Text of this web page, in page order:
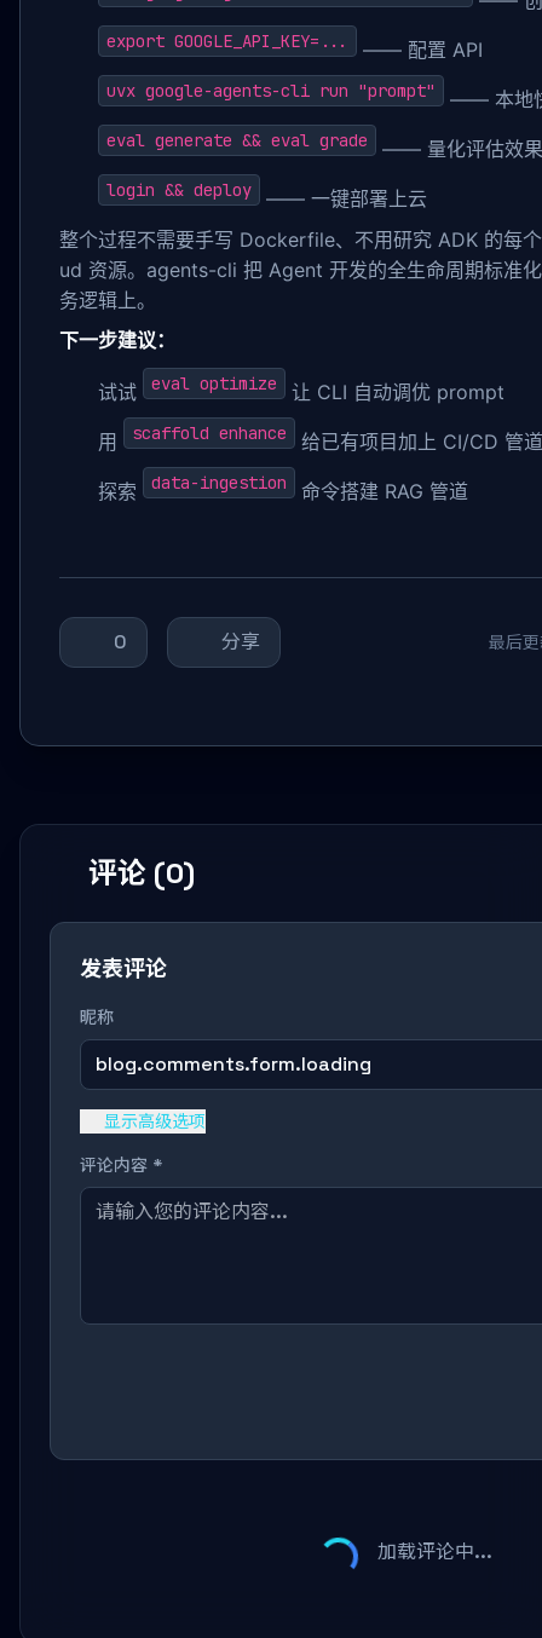
export GOOGLE_API_KEY=... —— 配置 API
uvx google-agents-cli run "prompt" —— 本地
eval generate && eval grade —— 量化评估效果
login && deploy
—— 一键部署上云
整个过程不需要手写 Dockerfile、不用研究 ADK 的每
ud 资源。agents-cli 把 Agent 开发的全生命周期标准
务逻辑上。
下一步建议：
试试 eval optimize 让 CLI 自动调优 prompt
用 scaffold enhance 给已有项目加上 CI/CD 管道
探索 data-ingestion 命令搭建 RAG 管道
0 分享 最后
评论 (0)
发表评论
昵称
blog.comments.form.loading
显示高级选项
评论内容 *
加载评论中...